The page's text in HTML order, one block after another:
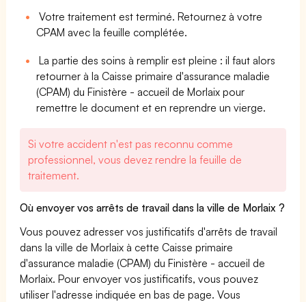
Votre traitement est terminé. Retournez à votre
CPAM avec la feuille complétée.
La partie des soins à remplir est pleine : il faut alors
retourner à la Caisse primaire d'assurance maladie
(CPAM) du Finistère - accueil de Morlaix pour
remettre le document et en reprendre un vierge.
Si votre accident n'est pas reconnu comme
professionnel, vous devez rendre la feuille de
traitement.
Où envoyer vos arrêts de travail dans la ville de Morlaix ?
Vous pouvez adresser vos justificatifs d'arrêts de travail
dans la ville de Morlaix à cette Caisse primaire
d'assurance maladie (CPAM) du Finistère - accueil de
Morlaix. Pour envoyer vos justificatifs, vous pouvez
utiliser l'adresse indiquée en bas de page. Vous